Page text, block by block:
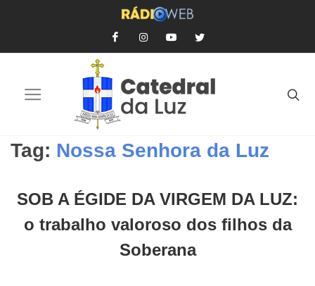
Tag: Nossa Senhora da Luz
SOB A ÉGIDE DA VIRGEM DA LUZ:
o trabalho valoroso dos filhos da
Soberana